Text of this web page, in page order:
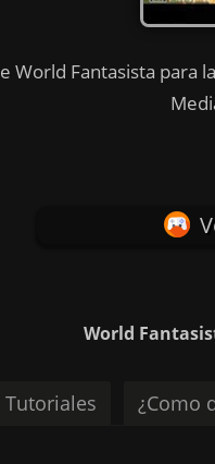
World Fantasista para
World
Tutoriales ¿Como